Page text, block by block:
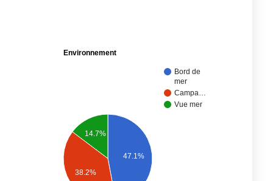
Environnement
Bord de
mer
Campa…
Vue mer
47.1%
14.7%
38.2%